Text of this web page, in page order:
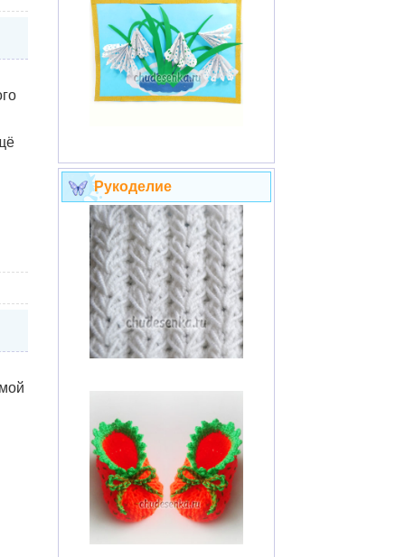
Рукоделие